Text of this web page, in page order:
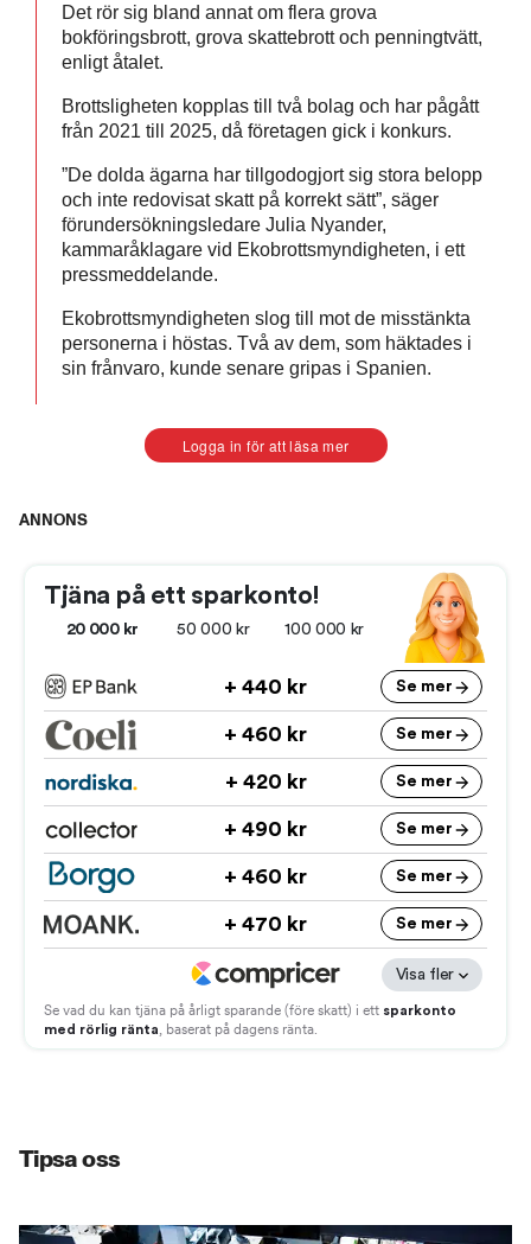
Det rör sig bland annat om flera grova
bokföringsbrott, grova skattebrott och penningtvätt,
enligt åtalet.
Brottsligheten kopplas till två bolag och har pågått
från 2021 till 2025, då företagen gick i konkurs.
”De dolda ägarna har tillgodogjort sig stora belopp
och inte redovisat skatt på korrekt sätt”, säger
förundersökningsledare Julia Nyander,
kammaråklagare vid Ekobrottsmyndigheten, i ett
pressmeddelande.
Ekobrottsmyndigheten slog till mot de misstänkta
personerna i höstas. Två av dem, som häktades i
sin frånvaro, kunde senare gripas i Spanien.
Logga in för att läsa mer
ANNONS
Tipsa oss